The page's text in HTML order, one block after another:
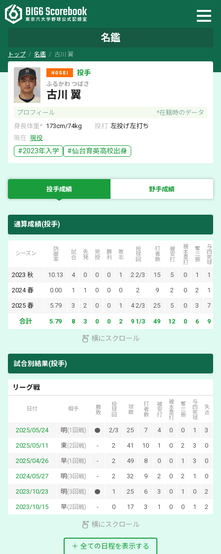
名鑑
トップ 名鑑 古川 翼
投手
古川 翼
ふるかわ つばさ
プロフィール
*在籍時のデータ
身長体重* 173cm/74kg 投打 左投げ左打ち
現在 現役
#2023年入学 #仙台育英高校出身
投手成績 野手成績
通算成績(投手)
シーズン 防御率 試合 先発 完投 勝利 敗北 投球回 打者数 被安打 被本塁打 奪三振 与四死球
2023 秋 10.13 4 0 0 0 1 2 2/3 15 5 0 1 1
2024 春 0.00 1 1 0 0 0 2 9 2 0 2 1
2025 春 5.79 3 2 0 0 1 4 2/3 25 5 0 3 7
合計 5.79 8 3 0 0 2 9 1/3 49 12 0 6 9
横にスクロール
試合別結果(投手)
リーグ戦
日付 相手 勝敗 投球回 球数 打者数 被安打 被本塁打 奪三振 与四死球 失点
2025/05/24 明 (1回戦) 2/3 25 7 4 0 0 1 3
2025/05/11 東(2回戦) - 2 41 10 1 0 2 3 0
2025/04/26 早(1回戦) - 2 49 8 0 0 1 3 0
2024/05/27 明 (3回戦) - 2 32 9 2 0 2 1 0
2023/10/23 明 (3回戦) 1 25 6 3 0 1 0 2
2023/10/15 早(2回戦) - 0 17 3 1 0 0 1 2
横にスクロール
全ての日程を表示する